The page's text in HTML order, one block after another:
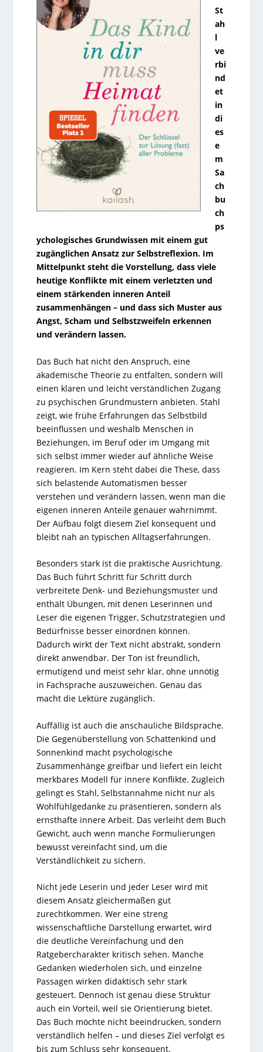
St
ah
l
ve
rbi
nd
et
in
di
es
e
m
Sa
ch
bu
ch
ps
ychologisches Grundwissen mit einem gut
zugänglichen Ansatz zur Selbstreflexion. Im
Mittelpunkt steht die Vorstellung, dass viele
heutige Konflikte mit einem verletzten und
einem stärkenden inneren Anteil
zusammenhängen – und dass sich Muster aus
Angst, Scham und Selbstzweifeln erkennen
und verändern lassen.
Das Buch hat nicht den Anspruch, eine
akademische Theorie zu entfalten, sondern will
einen klaren und leicht verständlichen Zugang
zu psychischen Grundmustern anbieten. Stahl
zeigt, wie frühe Erfahrungen das Selbstbild
beeinflussen und weshalb Menschen in
Beziehungen, im Beruf oder im Umgang mit
sich selbst immer wieder auf ähnliche Weise
reagieren. Im Kern steht dabei die These, dass
sich belastende Automatismen besser
verstehen und verändern lassen, wenn man die
eigenen inneren Anteile genauer wahrnimmt.
Der Aufbau folgt diesem Ziel konsequent und
bleibt nah an typischen Alltagserfahrungen.
Besonders stark ist die praktische Ausrichtung.
Das Buch führt Schritt für Schritt durch
verbreitete Denk- und Beziehungsmuster und
enthält Übungen, mit denen Leserinnen und
Leser die eigenen Trigger, Schutzstrategien und
Bedürfnisse besser einordnen können.
Dadurch wirkt der Text nicht abstrakt, sondern
direkt anwendbar. Der Ton ist freundlich,
ermutigend und meist sehr klar, ohne unnötig
in Fachsprache auszuweichen. Genau das
macht die Lektüre zugänglich.
Auffällig ist auch die anschauliche Bildsprache.
Die Gegenüberstellung von Schattenkind und
Sonnenkind macht psychologische
Zusammenhänge greifbar und liefert ein leicht
merkbares Modell für innere Konflikte. Zugleich
gelingt es Stahl, Selbstannahme nicht nur als
Wohlfühlgedanke zu präsentieren, sondern als
ernsthafte innere Arbeit. Das verleiht dem Buch
Gewicht, auch wenn manche Formulierungen
bewusst vereinfacht sind, um die
Verständlichkeit zu sichern.
Nicht jede Leserin und jeder Leser wird mit
diesem Ansatz gleichermaßen gut
zurechtkommen. Wer eine streng
wissenschaftliche Darstellung erwartet, wird
die deutliche Vereinfachung und den
Ratgebercharakter kritisch sehen. Manche
Gedanken wiederholen sich, und einzelne
Passagen wirken didaktisch sehr stark
gesteuert. Dennoch ist genau diese Struktur
auch ein Vorteil, weil sie Orientierung bietet.
Das Buch möchte nicht beeindrucken, sondern
verständlich helfen – und dieses Ziel verfolgt es
bis zum Schluss sehr konsequent.